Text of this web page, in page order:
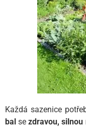
Každá sazenice
bal sezdravou,